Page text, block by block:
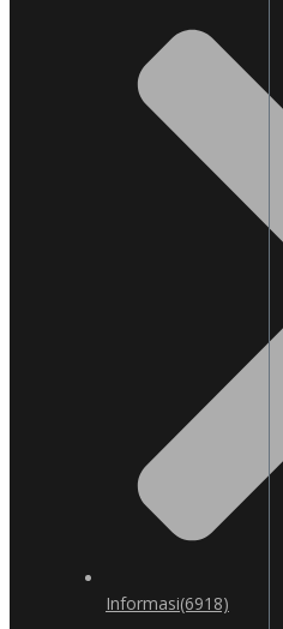
Informasi(6918)